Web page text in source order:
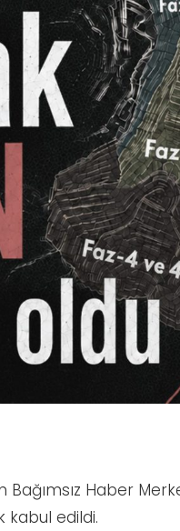
Haber
kabul edildi.